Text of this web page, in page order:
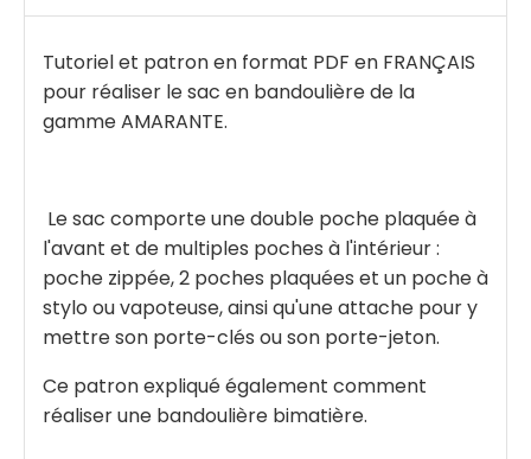
Tutoriel et patron en format PDF en FRANÇAIS
pour réaliser le sac en bandoulière de la
gamme AMARANTE.
Le sac comporte une double poche plaquée à
l'avant et de multiples poches à l'intérieur :
poche zippée, 2 poches plaquées et un poche à
stylo ou vapoteuse, ainsi qu'une attache pour y
mettre son porte-clés ou son porte-jeton.
Ce patron expliqué également comment
réaliser une bandoulière bimatière.